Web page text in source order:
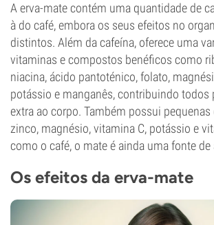
A erva-mate contém uma quantidade de
à do café, embora os seus efeitos no
distintos. Além da cafeína, oferece uma
vitaminas e compostos benéficos como
niacina, ácido pantoténico, folato,
potássio e manganês, contribuindo todos
extra ao corpo. Também possui
zinco, magnésio, vitamina C, potássio e
como o café, o mate é ainda uma fonte
Os efeitos da erva-mate